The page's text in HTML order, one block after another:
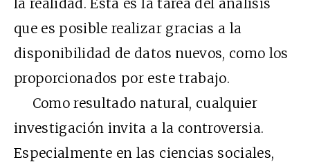
la realidad. Ésta es la tarea del análisis
que es posible realizar gracias a la
disponibilidad de datos nuevos, como los
proporcionados por este trabajo.
Como resultado natural, cualquier
investigación invita a la controversia.
Especialmente en las ciencias sociales,